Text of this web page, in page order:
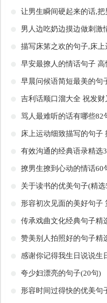
让男生瞬间硬起来的话,把
男人边吃奶边摸边做刺激
描写床笫之欢的句子,床上
早安最撩人的情话句子
早晨问候语简短最美的句
吉利话顺口溜大全 祝发
骂人最难听的话有哪些82
床上运动细致描写的句子
有效沟通的经典语录精选
撩男生撩到心动的情话60
关于读书的优美句子(精选
形容初次见面的美好句子
传承戏曲文化经典句子精
赞美别人拍照好的句子精
感谢你记得我生日说说生
​夸少妇漂亮的句子(20句)
形容时间过得快的优美句